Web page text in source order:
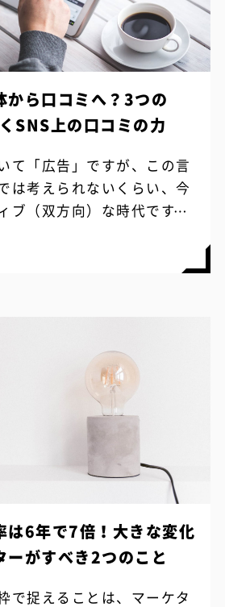
から口コミへ？3つの
SNS上の口コミの力
て「広告」ですが、この言
は考えられないくらい、今
ブ（双方向）な時代です。
は6年で7倍！大きな変化
ーがすべき2つのこと
で捉えることは、マーケタ